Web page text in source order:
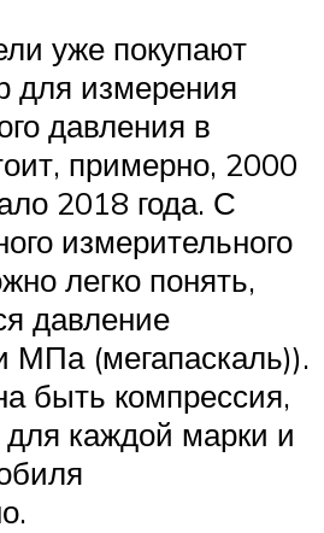
уже покупают
для измерения
давления в
примерно, 2000
2018 года. С
измерительного
легко понять,
давление
МПа (мегапаскаль)).
быть компрессия,
для каждой марки и